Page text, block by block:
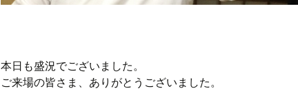
本日も盛況でございました。
ご来場の皆さま、ありがとうございました。